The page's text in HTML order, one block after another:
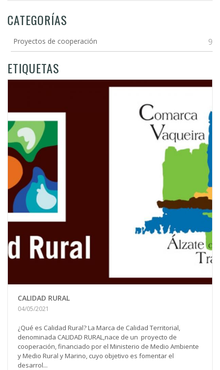
CATEGORÍAS
Proyectos de cooperación 9
ETIQUETAS
CALIDAD RURAL
04/05/2021
¿Qué es Calidad Rural? La Marca de Calidad Territorial,
denominada CALIDAD RURAL,nace de un proyecto de
cooperación, financiado por el Ministerio de Medio Ambiente
y Medio Rural y Marino, cuyo objetivo es fomentar el
desarrol...